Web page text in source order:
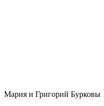
Мария и Григорий Бурковы